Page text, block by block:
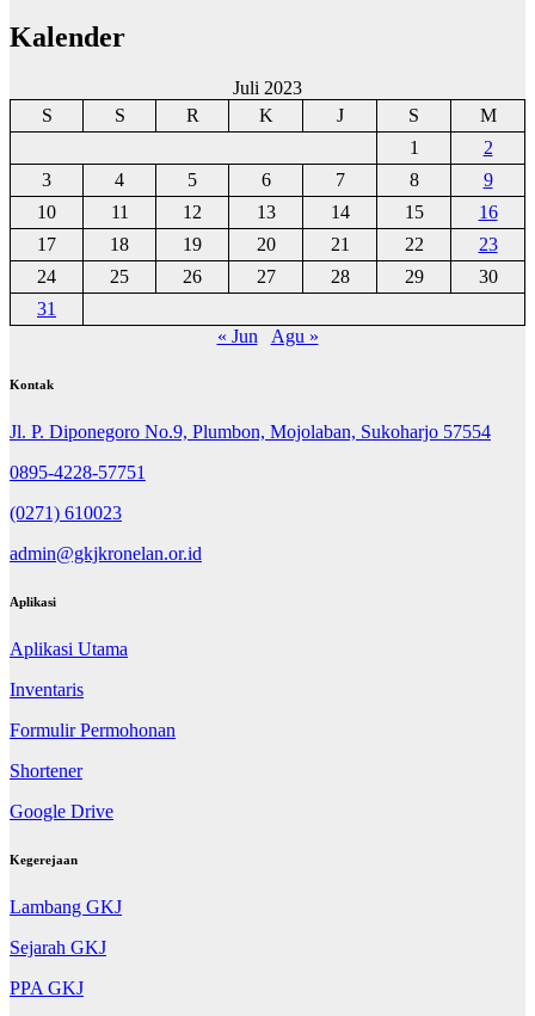
Kalender
Juli 2023
S
S R K J S
M
1
2
3
4 5 6 7 8
9
10
11 12 13 14 15
16
17
18 19 20 21 22
23
24
25 26 27 28 29
30
31
« Jun
Agu »
Kontak
Jl. P. Diponegoro No.9, Plumbon, Mojolaban, Sukoharjo 57554
0895-4228-57751
(0271) 610023
admin@gkjkronelan.or.id
Aplikasi
Aplikasi Utama
Inventaris
Formulir Permohonan
Shortener
Google Drive
Kegerejaan
Lambang GKJ
Sejarah GKJ
PPA GKJ